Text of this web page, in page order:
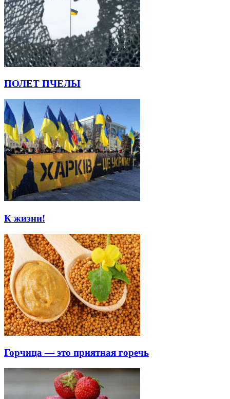
ПОЛЕТ ПЧЕЛЫ
К жизни!
Горчица — это приятная горечь